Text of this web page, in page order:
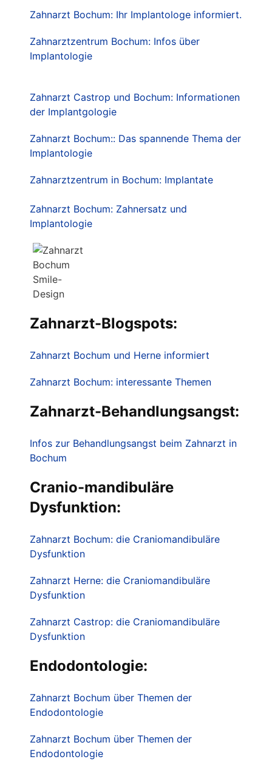
Zahnarzt Bochum: Ihr Implantologe informiert.
Zahnarztzentrum Bochum: Infos über
Implantologie
Zahnarzt Castrop und Bochum: Informationen
der Implantgologie
Zahnarzt Bochum:: Das spannende Thema der
Implantologie
Zahnarztzentrum in Bochum: Implantate
Zahnarzt Bochum: Zahnersatz und
Implantologie
Zahnarzt-Blogspots:
Zahnarzt Bochum und Herne informiert
Zahnarzt Bochum: interessante Themen
Zahnarzt-Behandlungsangst:
Infos zur Behandlungsangst beim Zahnarzt in
Bochum
Cranio-mandibuläre
Dysfunktion:
Zahnarzt Bochum: die Craniomandibuläre
Dysfunktion
Zahnarzt Herne: die Craniomandibuläre
Dysfunktion
Zahnarzt Castrop: die Craniomandibuläre
Dysfunktion
Endodontologie:
Zahnarzt Bochum über Themen der
Endodontologie
Zahnarzt Bochum über Themen der
Endodontologie